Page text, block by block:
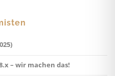
– wir machen das!